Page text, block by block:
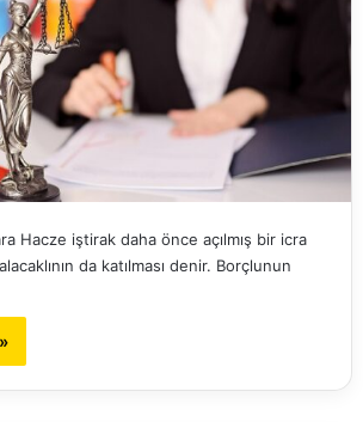
Hacze iştirak daha önce açılmış bir icra
da katılması denir. Borçlunun